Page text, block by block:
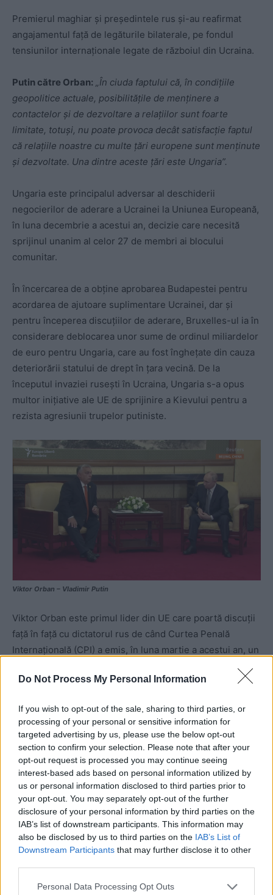
Do Not Process My Personal Information
If you wish to opt-out of the sale, sharing to third parties, or
processing of your personal or sensitive information for
targeted advertising by us, please use the below opt-out
section to confirm your selection. Please note that after your
opt-out request is processed you may continue seeing
interest-based ads based on personal information utilized by
us or personal information disclosed to third parties prior to
your opt-out. You may separately opt-out of the further
disclosure of your personal information by third parties on the
IAB’s list of downstream participants. This information may
also be disclosed by us to third parties on the IAB’s List of
Downstream Participants that may further disclose it to other
Personal Data Processing Opt Outs
Premierul maghiar și președintele rus și-au reafirmat
angajamentul față de legăturile bilaterale, pe fondul
tensiunilor internaționale legate de războiul din Ucraina.
Putin către Orban: „În ciuda faptului că, în condițiile
geopolitice actuale, posibilitățile de menținere a
contactelor și de dezvoltare a relațiilor sunt foarte
limitate, totuși, nu poate provoca decât satisfacție faptul
că relațiile noastre cu multe țări europene sunt menținute
și dezvoltate. Una dintre aceste țări este Ungaria”.
Ungaria este principalul adversar al deschiderii
negocierilor de aderare a Ucrainei la Uniunea Europeană,
în luna decembrie a acestui an, decizie care necesită
sprijinul unanim al celor 27 de membri ai blocului
comunitar.
În încercarea de a obține aprobarea Budapestei pentru
acordarea de ajutoare suplimentare Ucrainei, dar și
pentru începerea discuțiilor de aderare, Bruxelles-ul ia în
considerare deblocarea unor sume de ordinul miliardelor
de euro pentru Ungaria, care au fost înghețate din cauza
deteriorării statului de drept în țara vecină. De la
începutul invaziei rusești în Ucraina, Ungaria s-a opus
multor inițiative ale UE de sprijinire a Kievului pentru a
rezista agresiunii trupelor putiniste.
Viktor Orban – Vladimir Putin
Viktor Orban este primul lider din UE care poartă discuții
față în față cu dictatorul rus de când Curtea Penală
Internațională (CPI) a emis, în luna martie a acestui an, un
pe numele lui Vladimir Putin.
Bertalan Havasi,șeful biroului de presă al lui Viktor
Orbán, a declarat pentru MTI că discuțiile s-au axat pe
cooperarea în domeniul aprovizionării cu gaze și petrol și
al energiei nucleare.
Din 2014, printr-un contract atribuit de Guvernul Orban
fără licitație, gigantul energetic rus Rosatom construiește
o centrală nucleară în Ungaria.
Putin și Orbán au vorbit ultima dată față în față pe 1
februarie 2022, într-o întâlnire de câteva ore la Moscova,
cu trei săptămâni înainte de invazia rusă în Ucraina.